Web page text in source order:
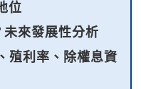
位
來發展性分析
殖利率、除權息資